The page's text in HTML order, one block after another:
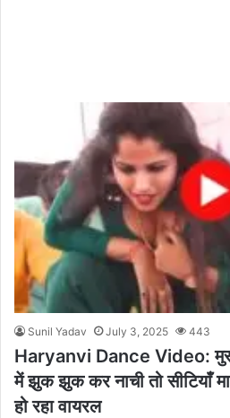
Sunil Yadav July 3, 2025 443
Haryanvi Dance Video:
में झुक झुक कर नाची तो सीटियाँ
हो रहा वायरल